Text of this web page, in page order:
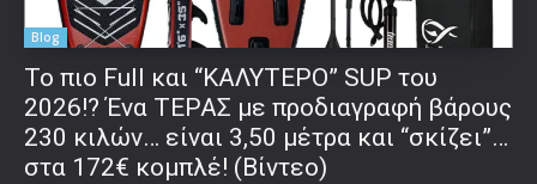
Blog
To πιο Full και “ΚΑΛΥΤΕΡΟ” SUP του
2026!? Ένα ΤΕΡΑΣ με προδιαγραφή βάρους
230 κιλών… είναι 3,50 μέτρα και “σκίζει”…
στα 172€ κομπλέ! (Βίντεο)